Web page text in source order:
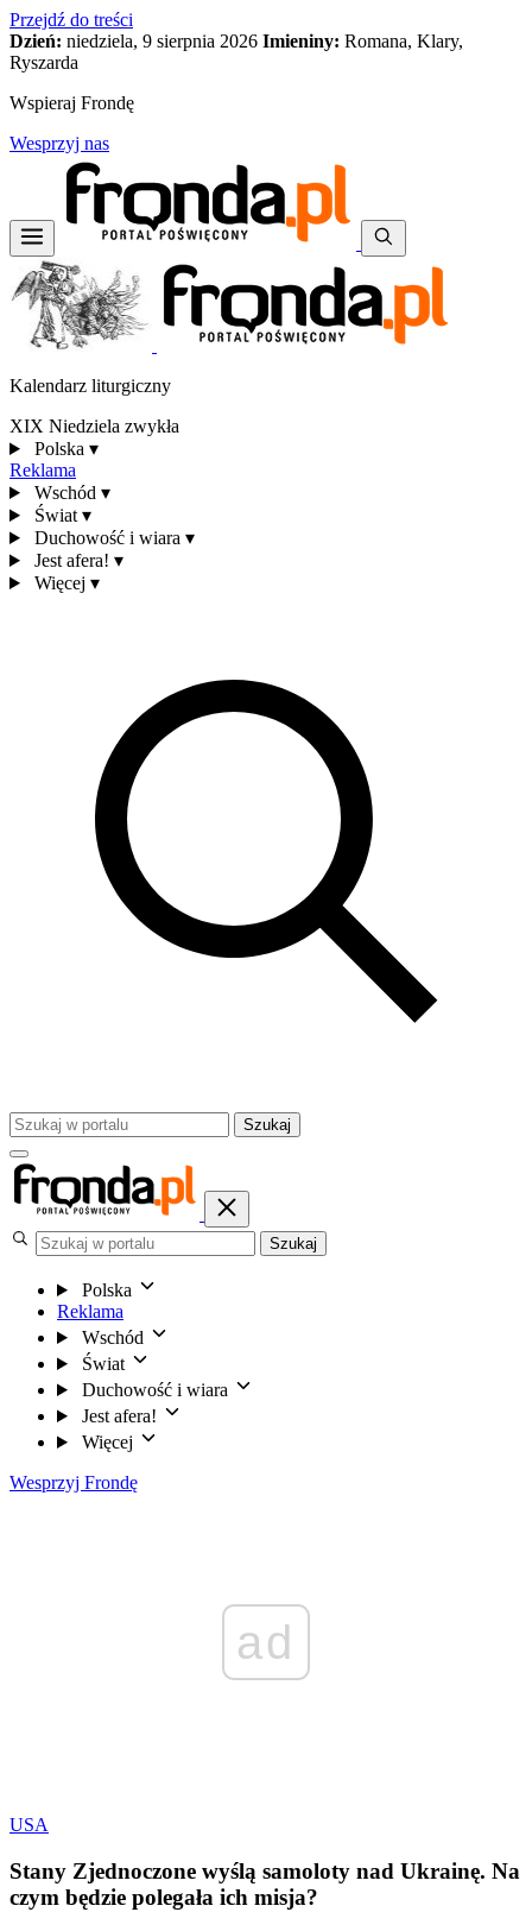
Przejdź do treści
Dzień: niedziela, 9 sierpnia 2026 Imieniny: Romana, Klary,
Ryszarda
Wspieraj Frondę
Wesprzyj nas
Kalendarz liturgiczny
XIX Niedziela zwykła
Polska ▾
Reklama
Wschód ▾
Świat ▾
Duchowość i wiara ▾
Jest afera! ▾
Więcej ▾
Szukaj
Szukaj
Polska
Reklama
Wschód
Świat
Duchowość i wiara
Jest afera!
Więcej
Wesprzyj Frondę
ad
USA
Stany Zjednoczone wyślą samoloty nad Ukrainę. Na
czym będzie polegała ich misja?